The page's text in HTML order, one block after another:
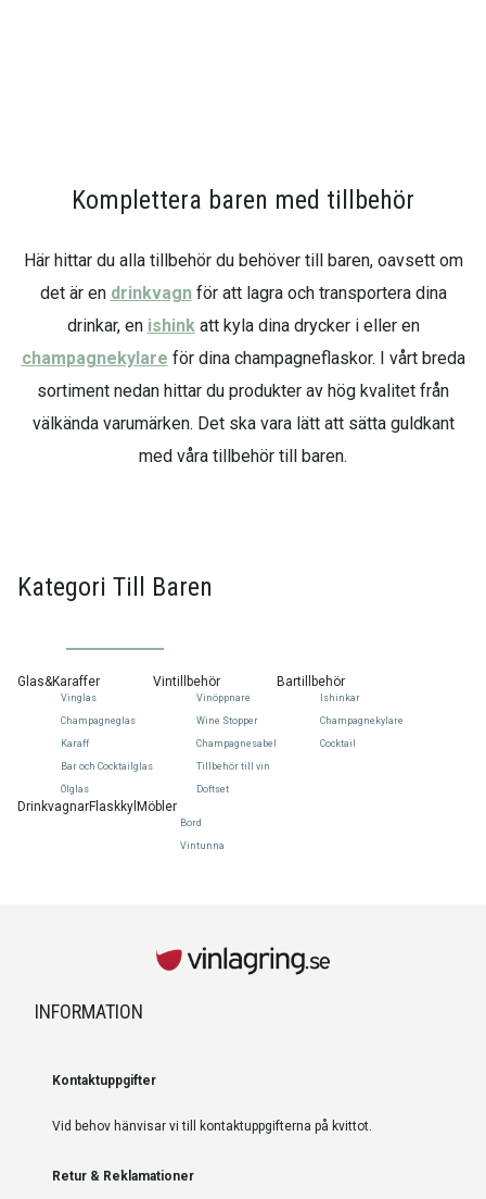
Komplettera baren med tillbehör
Här hittar du alla tillbehör du behöver till baren, oavsett om
det är en drinkvagnför att lagra och transportera dina
drinkar, en ishinkatt kyla dina drycker i eller en
champagnekylare för dina champagneflaskor. I vårt breda
sortiment nedan hittar du produkter av hög kvalitet från
välkända varumärken. Det ska vara lätt att sätta guldkant
med våra tillbehör till baren.
Kategori Till Baren
Glas&Karaffer
Vinglas
Champagneglas
Karaff
Bar och Cocktailglas
Ölglas
Vintillbehör
Vinöppnare
Wine Stopper
Champagnesabel
Tillbehör till vin
Doftset
Bartillbehör
Ishinkar
Champagnekylare
Cocktail
DrinkvagnarFlaskkyl Möbler
Bord
Vintunna
INFORMATION
Kontaktuppgifter
Vid behov hänvisar vi till kontaktuppgifterna på kvittot.
Retur & Reklamationer